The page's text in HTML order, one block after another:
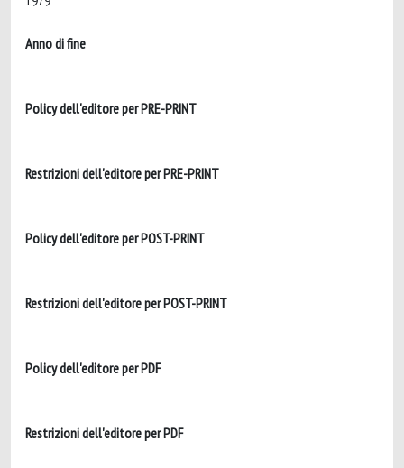
Anno di fine
Policy dell'editore per PRE-PRINT
Restrizioni dell'editore per PRE-PRINT
Policy dell'editore per POST-PRINT
Restrizioni dell'editore per POST-PRINT
Policy dell'editore per PDF
Restrizioni dell'editore per PDF